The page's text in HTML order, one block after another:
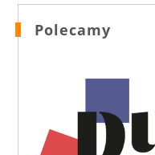
Polecamy